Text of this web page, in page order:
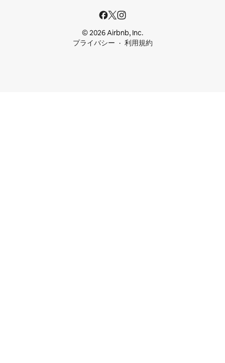
© 2026 Airbnb, Inc.
プライバシー
利用規約